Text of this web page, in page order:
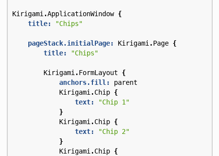
Kirigami .ApplicationWindow {
title:
"Chips"
pageStack.initialPage: Kirigami .Page {
title:
"Chips"
Kirigami .FormLayout
{
anchors.fill:
parent
Kirigami .Chip {
text:
"Chip 1"
}
Kirigami .Chip {
text:
"Chip 2"
}
Kirigami .Chip {